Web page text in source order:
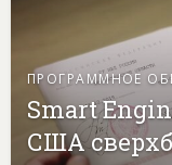
ПРОГРАММНОЕ
Smart
США